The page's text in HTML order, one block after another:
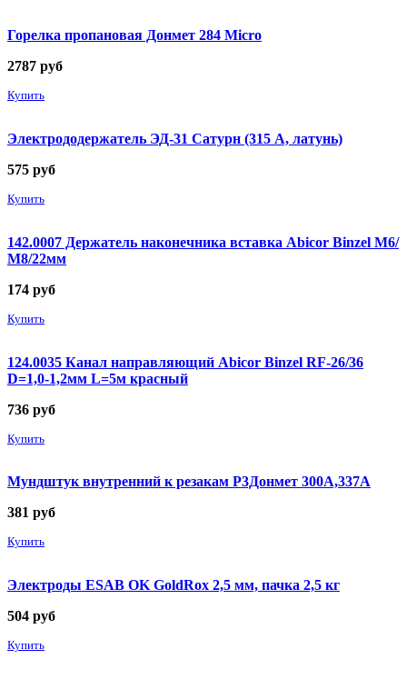
Горелка пропановая Донмет 284 Micro
2787 руб
Купить
Электрододержатель ЭД-31 Сатурн (315 А, латунь)
575 руб
Купить
142.0007 Держатель наконечника вставка Abicor Binzel М6/
М8/22мм
174 руб
Купить
124.0035 Канал направляющий Abicor Binzel RF-26/36
D=1,0-1,2мм L=5м красный
736 руб
Купить
Мундштук внутренний к резакам Р3Донмет 300А,337А
381 руб
Купить
Электроды ESAB OK GoldRox 2,5 мм, пачка 2,5 кг
504 руб
Купить